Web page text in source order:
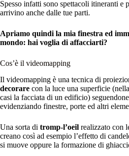
Spesso infatti sono spettacoli itineranti e
arrivino anche dalle tue parti.
Apriamo quindi la mia finestra ed
mondo: hai voglia di affacciarti?
Cos’è il videomapping
Il videomapping è una tecnica di
decorare con la luce una superficie
casi la facciata di un edificio)
evidenziando finestre, porte ed altri
Una sorta di tromp-l’oeil realizzato con
creano così ad esempio l’effetto di
si muove oppure la formazione di